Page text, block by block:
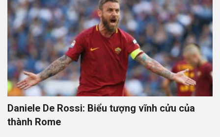
Daniele De Rossi: Biểu tượng vĩnh cửu của
thành Rome